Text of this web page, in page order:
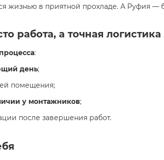
жизнью в приятной прохладе. А Руфия —
работа, а точная
:
день;
помещения;
у монтажников;
после завершения работ.